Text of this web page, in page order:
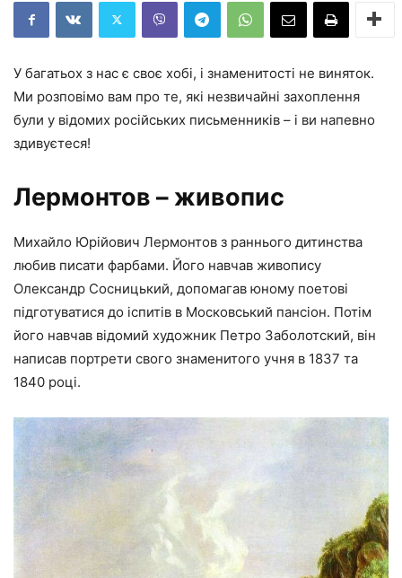
У багатьох з нас є своє хобі, і знаменитості не виняток.
Ми розповімо вам про те, які незвичайні захоплення
були у відомих російських письменників – і ви напевно
здивуєтеся!
Лермонтов – живопис
Михайло Юрійович Лермонтов з раннього дитинства
любив писати фарбами. Його навчав живопису
Олександр Сосницький, допомагав юному поетові
підготуватися до іспитів в Московський пансіон. Потім
його навчав відомий художник Петро Заболотский, він
написав портрети свого знаменитого учня в 1837 та
1840 році.